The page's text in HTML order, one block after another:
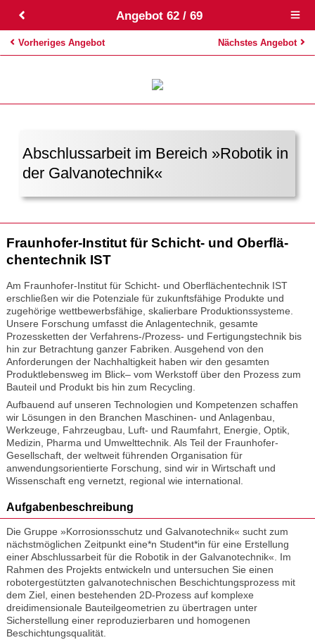
Angebot 62 / 69
Open
menu
Vorheriges Angebot Nächstes Angebot
Abschlussarbeit im Bereich »Robotik in
der Galvanotechnik«
Fraun­ho­fer-Insti­tut für Schicht- und Ober­flä­
chen­tech­nik IST
Am Fraunhofer-Institut für Schicht- und Oberflächentechnik IST
erschließen wir die Potenziale für zukunftsfähige Produkte und
zugehörige wettbewerbsfähige, skalierbare Produktionssysteme.
Unsere Forschung umfasst die Anlagentechnik, gesamte
Prozessketten der Verfahrens-/Prozess- und Fertigungstechnik bis
hin zur Betrachtung ganzer Fabriken. Ausgehend von den
Anforderungen der Nachhaltigkeit haben wir den gesamten
Produktlebensweg im Blick– vom Werkstoff über den Prozess zum
Bauteil und Produkt bis hin zum Recycling.
Aufbauend auf unseren Technologien und Kompetenzen schaffen
wir Lösungen in den Branchen Maschinen- und Anlagenbau,
Werkzeuge, Fahrzeugbau, Luft- und Raumfahrt, Energie, Optik,
Medizin, Pharma und Umwelttechnik. Als Teil der Fraunhofer-
Gesellschaft, der weltweit führenden Organisation für
anwendungsorientierte Forschung, sind wir in Wirtschaft und
Wissenschaft eng vernetzt, regional wie international.
Aufgabenbeschreibung
Die Gruppe »Korrosionsschutz und Galvanotechnik« sucht zum
nächstmöglichen Zeitpunkt eine*n Student*in für eine Erstellung
einer Abschlussarbeit für die Robotik in der Galvanotechnik«. Im
Rahmen des Projekts entwickeln und untersuchen Sie einen
robotergestützten galvanotechnischen Beschichtungsprozess mit
dem Ziel, einen bestehenden 2D-Prozess auf komplexe
dreidimensionale Bauteilgeometrien zu übertragen unter
Sicherstellung einer reproduzierbaren und homogenen
Beschichtungsqualität.